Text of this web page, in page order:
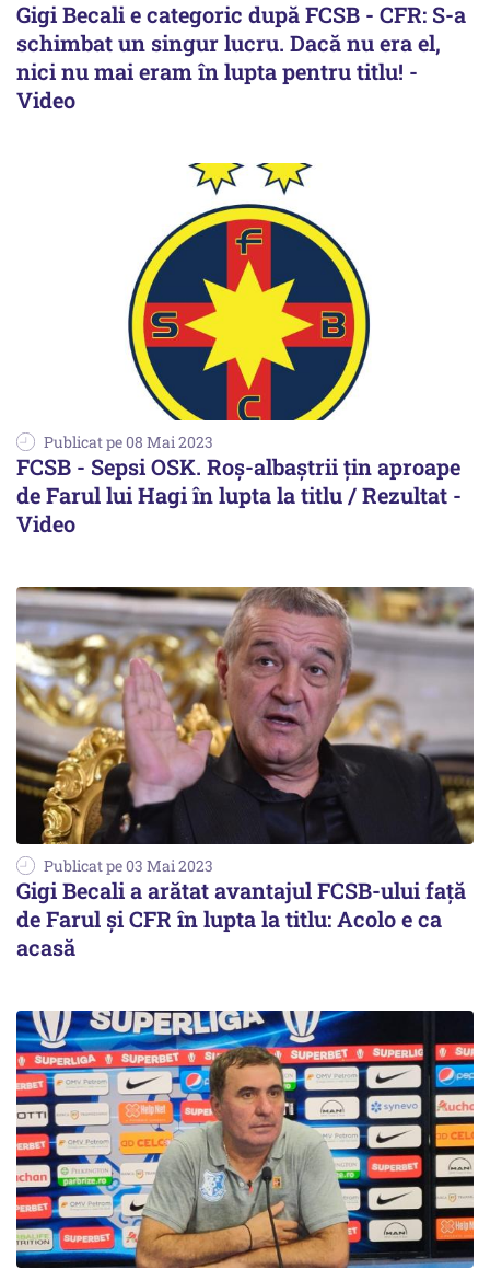
Gigi Becali e categoric după FCSB - CFR: S-a
schimbat un singur lucru. Dacă nu era el,
nici nu mai eram în lupta pentru titlu! -
Video
Publicat pe 08 Mai 2023
FCSB - Sepsi OSK. Roș-albaștrii țin aproape
de Farul lui Hagi în lupta la titlu / Rezultat -
Video
Publicat pe 03 Mai 2023
Gigi Becali a arătat avantajul FCSB-ului față
de Farul și CFR în lupta la titlu: Acolo e ca
acasă